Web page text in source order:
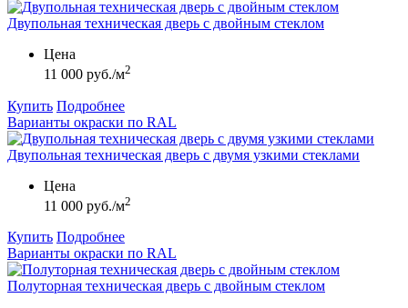
Двупольная техническая дверь с двойным стеклом
Цена
11 000 руб./м2
Купить Подробнее
Варианты окраски по RAL
Двупольная техническая дверь с двумя узкими стеклами
Цена
11 000 руб./м2
Купить Подробнее
Варианты окраски по RAL
Полуторная техническая дверь с двойным стеклом